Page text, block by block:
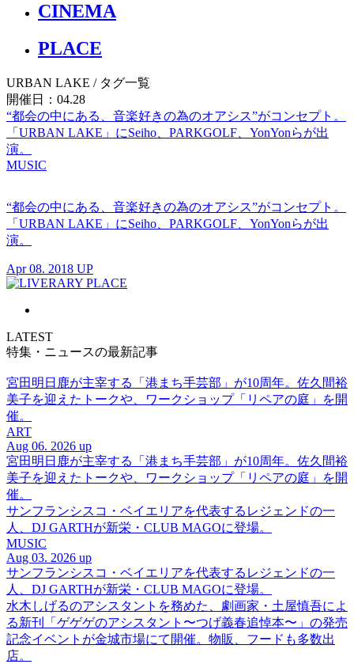
CINEMA
PLACE
URBAN LAKE / タグ一覧
開催日：04.28
“都会の中にある、音楽好きの為のオアシス”がコンセプト。
「URBAN LAKE」にSeiho、PARKGOLF 、YonYonらが出
演。
MUSIC
“都会の中にある、音楽好きの為のオアシス”がコンセプト。
「URBAN LAKE」にSeiho、PARKGOLF 、YonYonらが出
演。
Apr 08. 2018 UP
LATEST
特集・ニュースの最新記事
宮田明日鹿が主宰する「港まち手芸部」が10周年。佐久間裕
美子を迎えたトークや、ワークショップ「リペアの庭」を開
催。
ART
Aug 06. 2026 up
宮田明日鹿が主宰する「港まち手芸部」が10周年。佐久間裕
美子を迎えたトークや、ワークショップ「リペアの庭」を開
催。
サンフランシスコ・ベイエリアを代表するレジェンドの一
人、DJ GARTHが新栄・CLUB MAGOに登場。
MUSIC
Aug 03. 2026 up
サンフランシスコ・ベイエリアを代表するレジェンドの一
人、DJ GARTHが新栄・CLUB MAGOに登場。
水木しげるのアシスタントを務めた、劇画家・土屋慎吾によ
る新刊「ゲゲゲのアシスタント〜つげ義春追悼本〜」の発売
記念イベントが金城市場にて開催。物販、フードも多数出
店。